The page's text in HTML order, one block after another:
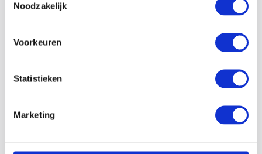
Noodzakelijk
Voorkeuren
Statistieken
Marketing